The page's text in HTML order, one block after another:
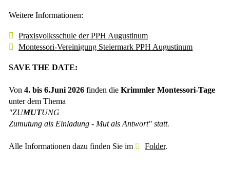
Weitere Informationen:
Praxisvolksschule der PPH Augustinum
Montessori-Vereinigung Steiermark PPH Augustinum
SAVE THE DATE:
Von 4. bis 6.Juni 2026 finden die Krimmler Montessori-Tage
unter dem Thema
"ZUMUTUNG
Zumutung als Einladung - Mut als Antwort" statt.
Alle Informationen dazu finden Sie im Folder.